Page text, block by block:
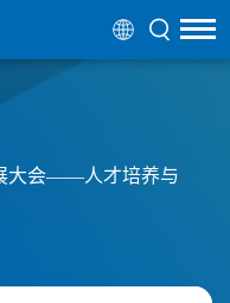
大会——人才培养与